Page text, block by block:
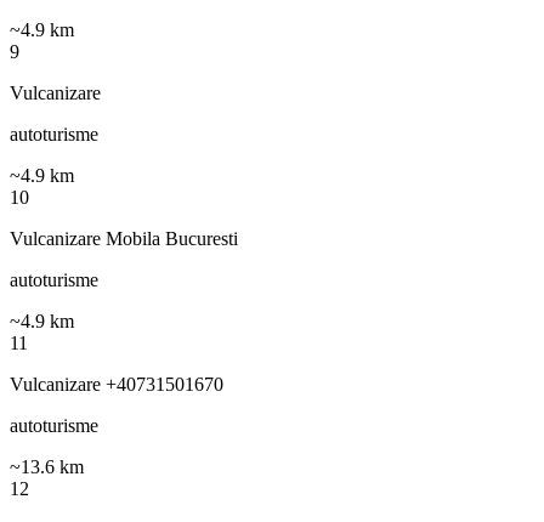
~4.9 km
9
Vulcanizare
autoturisme
~4.9 km
10
Vulcanizare Mobila Bucuresti
autoturisme
~4.9 km
11
Vulcanizare +40731501670
autoturisme
~13.6 km
12